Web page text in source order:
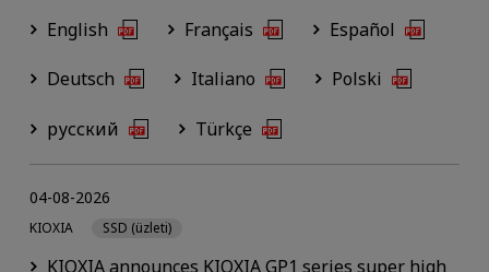
English Français Español
Deutsch Italiano Polski
русский Türkçe
KIOXIA announces KIOXIA GP1 series super high
04-08-2026
KIOXIA SSD (üzleti)